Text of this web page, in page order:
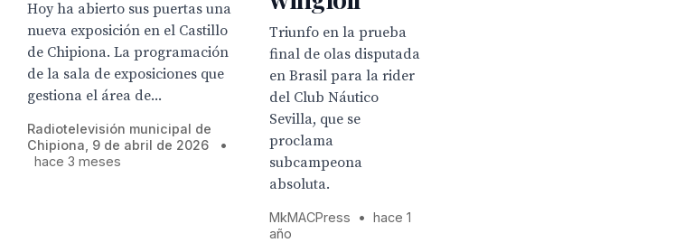
Hoy ha abierto sus puertas una
nueva exposición en el Castillo
de Chipiona. La programación
de la sala de exposiciones que
gestiona el área de...
Radiotelevisión municipal de
Chipiona, 9 de abril de 2026
•
hace 3 meses
Triunfo en la prueba
final de olas disputada
en Brasil para la rider
del Club Náutico
Sevilla, que se
proclama
subcampeona
absoluta.
MkMACPress •
hace 1
año